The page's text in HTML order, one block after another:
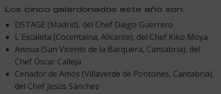
Los cinco galardonados este año son:
DSTAGE (Madrid), del Chef Diego Guerrero
L´Escaleta (Cocentaina, Alicante), del Chef Kiko Moya
Annua (San Vicente de la Barquera, Cantabria), del
Chef Óscar Calleja
Cenador de Amós (Villaverde de Pontones, Cantabria),
del Chef Jesús Sánchez